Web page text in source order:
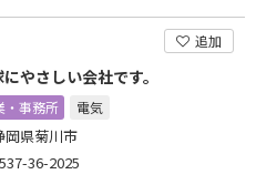
追加
やさしい会社です。
・事務所 電気
岡県菊川市
36-2025